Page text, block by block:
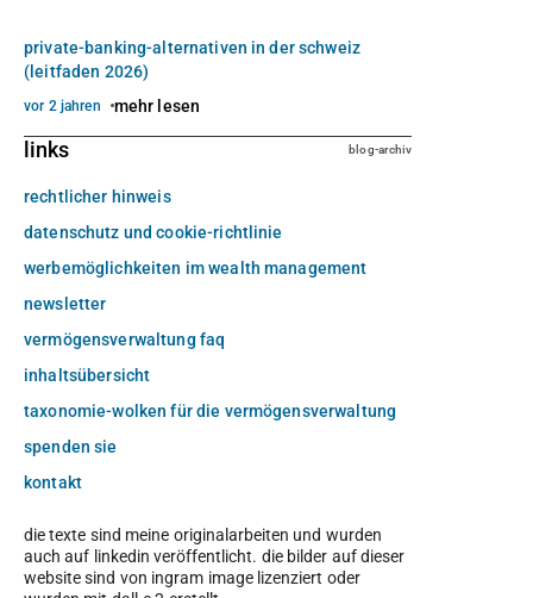
private-banking-alternativen in der schweiz
(leitfaden 2026)
vor 2 jahren mehr lesen
links blog-archiv
rechtlicher hinweis
datenschutz und cookie-richtlinie
werbemöglichkeiten im wealth management
newsletter
vermögensverwaltung faq
inhaltsübersicht
taxonomie-wolken für die vermögensverwaltung
spenden sie
kontakt
die texte sind meine originalarbeiten und wurden
auch auf linkedin veröffentlicht. die bilder auf dieser
website sind von ingram image lizenziert oder